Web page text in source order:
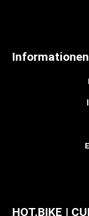
Informationen
HOT.BIKE |